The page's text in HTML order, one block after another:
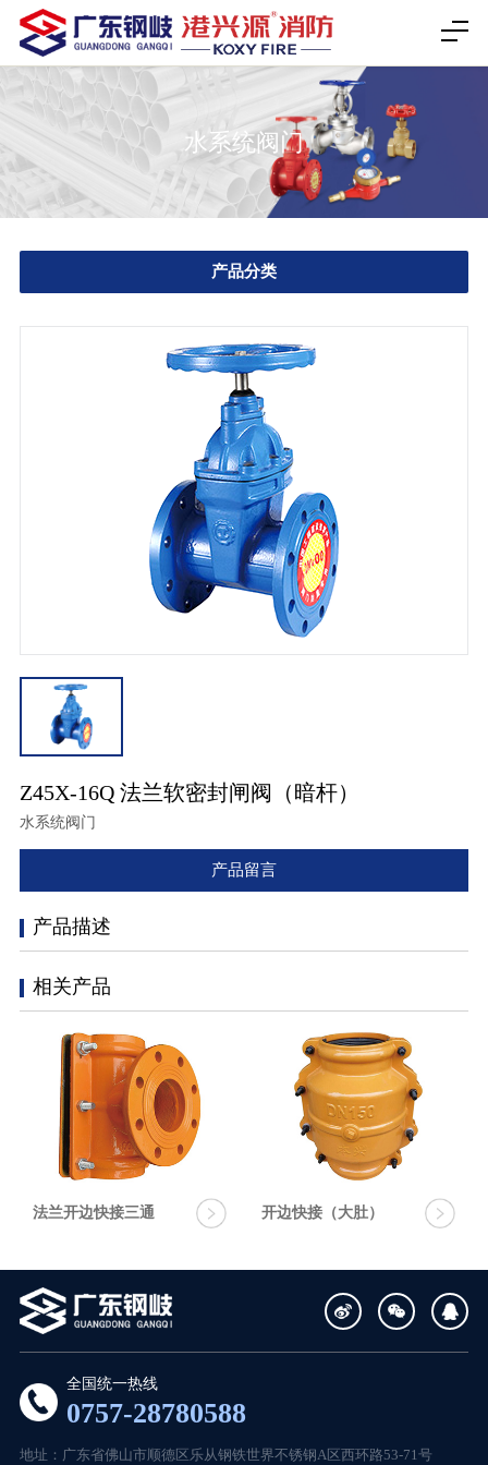
水系统阀门
产品分类
Z45X-16Q 法兰软密封闸阀（暗杆）
水系统阀门
产品留言
产品描述
相关产品
法兰开边快接三通 开边快接（大肚）
全国统一热线
0757-28780588
地址：广东省佛山市顺德区乐从钢铁世界不锈钢A区西环路53-71号